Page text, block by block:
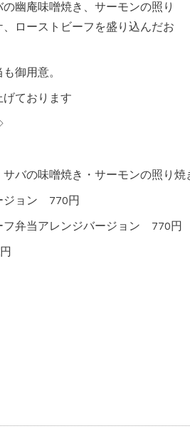
幽庵味噌焼き、サーモンの照り
ローストビーフを盛り込んだお
御用意。
げております
バの味噌焼き・サーモンの照り焼
ジョン 770円
フ弁当アレンジバージョン 770円